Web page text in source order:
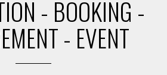
- BOOKING -
- EVENT